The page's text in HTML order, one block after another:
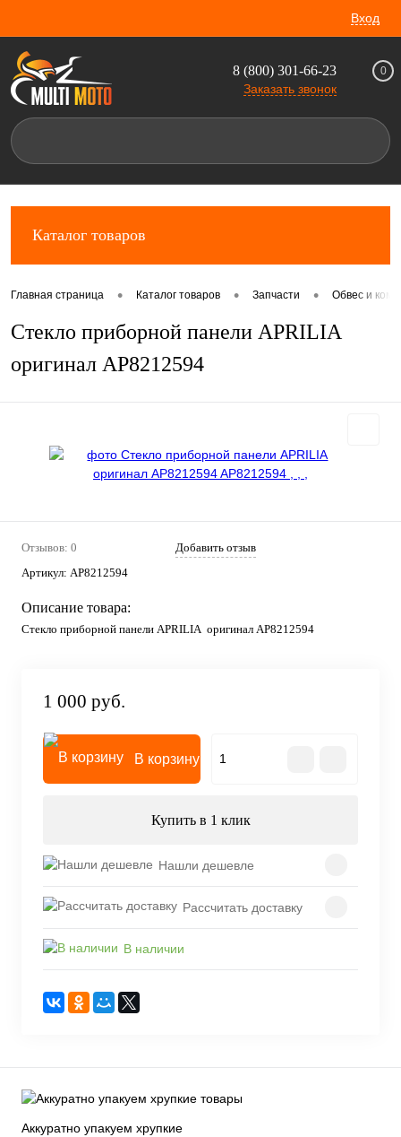
Вход
8 (800) 301-66-23
Заказать звонок
0
Каталог товаров
Главная страница • Каталог товаров • Запчасти • Обвес и
Стекло приборной панели APRILIA
оригинал AP8212594
Отзывов: 0
Добавить отзыв
Артикул: AP8212594
Описание товара:
Стекло приборной панели APRILIA оригинал AP8212594
1 000 руб.
В корзину
Купить в 1 клик
Нашли дешевле
Рассчитать доставку
В наличии
Аккуратно упакуем хрупкие